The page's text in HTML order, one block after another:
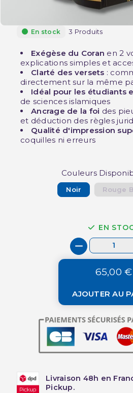
En stock 3 Produits
Exégèse du Coran en 2
explications simples et
Clarté des versets :
directement sur la même
Idéal pour les étudiants
de sciences islamiques
Ancrage de la foi des
et déduction des règles
Qualité d'impression
coquilles ni erreurs
Couleurs
Noir Rouge
EN
65,00 €
AJOUTER AU
Livraison 48h en
Pickup.